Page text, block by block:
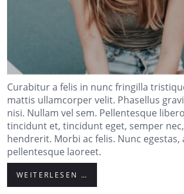
Curabitur a felis in nunc fringilla
mattis ullamcorper velit. Phasellus
nisi. Nullam vel sem. Pellentesque
tincidunt et, tincidunt eget, semper
hendrerit. Morbi ac felis. Nunc egestas,
pellentesque laoreet.
WEITERLESEN …